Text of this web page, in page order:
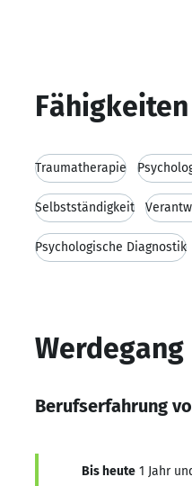
Traumatherapie
Selbstständigkeit
Psychologische Diagnostik
Werdegang
Berufserfahrung
Bis heute 1 Jahr